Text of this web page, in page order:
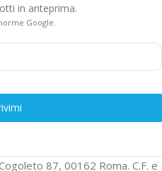
in anteprima.
Google.
87, 00162 Roma. C.F. e